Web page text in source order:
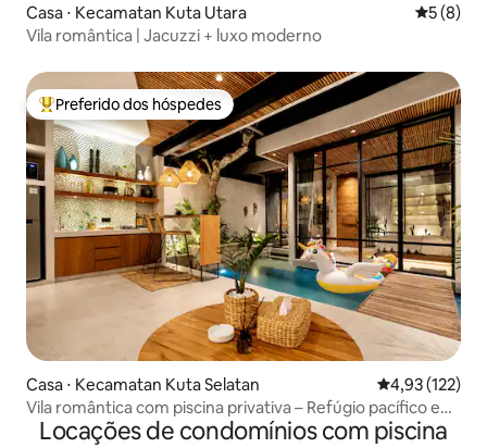
Casa ⋅ Kecamatan Kuta Utara 5 de
5 (8)
Vila romântica | Jacuzzi + luxo moderno
Entre os melhores preferidos dos hóspedes
Preferido dos hóspedes
Casa ⋅ Kecamatan Kuta Selatan 4,93 de uma
4,93 (122)
Vila romântica com piscina privativa – Refúgio pacífico em
BaliLocações de condomínios com piscina